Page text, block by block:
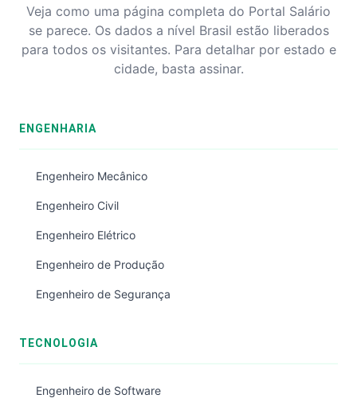
Veja como uma página completa do Portal Salário
se parece. Os dados a nível Brasil estão liberados
para todos os visitantes. Para detalhar por estado e
cidade, basta assinar.
ENGENHARIA
Engenheiro Mecânico
Engenheiro Civil
Engenheiro Elétrico
Engenheiro de Produção
Engenheiro de Segurança
TECNOLOGIA
Engenheiro de Software